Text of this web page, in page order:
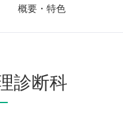
概要・特色
診断科